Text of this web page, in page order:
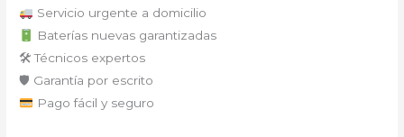
Servicio urgente a domicilio
Baterías nuevas garantizadas
🛠 Técnicos expertos
🛡 Garantía por escrito
Pago fácil y seguro